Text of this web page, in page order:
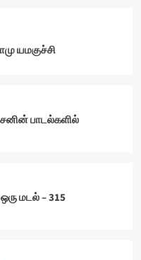
யமகுச்சி
பாடல்களில்
மடல் – 315